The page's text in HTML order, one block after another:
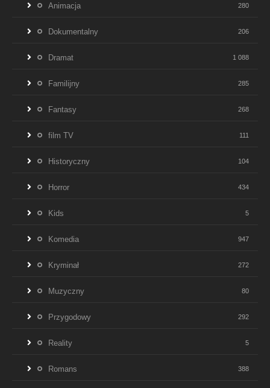
Animacja 280
Dokumentalny 206
Dramat 1 088
Familijny 285
Fantasy 268
film TV 111
Historyczny 104
Horror 434
Kids 5
Komedia 947
Kryminał 272
Muzyczny 80
Przygodowy 292
Reality 5
Romans 388